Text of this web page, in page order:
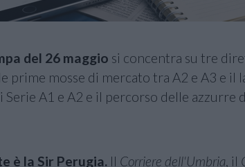
del 26 maggio si concentra su tre
prime mosse di mercato tra A2 e A3 e
Serie A1 e A2 e il percorso delle azzurre
è la Sir Perugia. Il Corriere dell'Umbria , il